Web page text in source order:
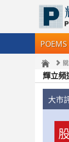
輝立頻
大市